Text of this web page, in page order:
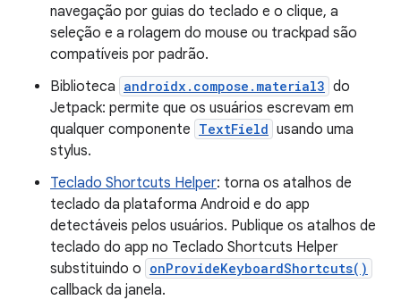
navegação por guias do teclado e o clique, a
seleção e a rolagem do mouse ou trackpad são
compatíveis por padrão.
Biblioteca androidx.compose.material3 do
Jetpack: permite que os usuários escrevam em
qualquer componente TextField usando uma
stylus.
Teclado Shortcuts Helper: torna os atalhos de
teclado da plataforma Android e do app
detectáveis pelos usuários. Publique os atalhos de
teclado do app no Teclado Shortcuts Helper
substituindo o onProvideKeyboardShortcuts()
callback da janela.